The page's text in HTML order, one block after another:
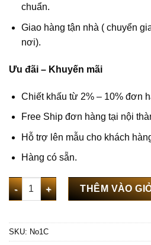
chuẩn.
Giao hàng tận nhà ( chuyển
nơi).
Ưu đãi – Khuyến mãi
Chiết khấu từ 2% – 10% đơn
Free Ship đơn hàng tại nội
Hỗ trợ lên mẫu cho khách
Hàng có sẵn.
Ghế cắt tóc nam No1C chính hãng
THÊM VÀO
SKU: No1C